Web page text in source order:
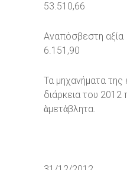
6.151,90
Τα μηχανήματα της
διάρκεια του 2012
ὰμετἀβλητα.